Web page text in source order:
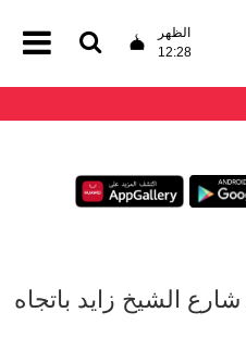
الظهر
12:28
الشيخ زايد باتجاه